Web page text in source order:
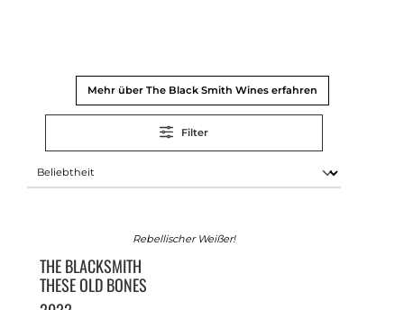
Mehr über The Black Smith Wines erfahren
Filter
Rebellischer Weißer!
THE BLACKSMITH
THESE OLD BONES